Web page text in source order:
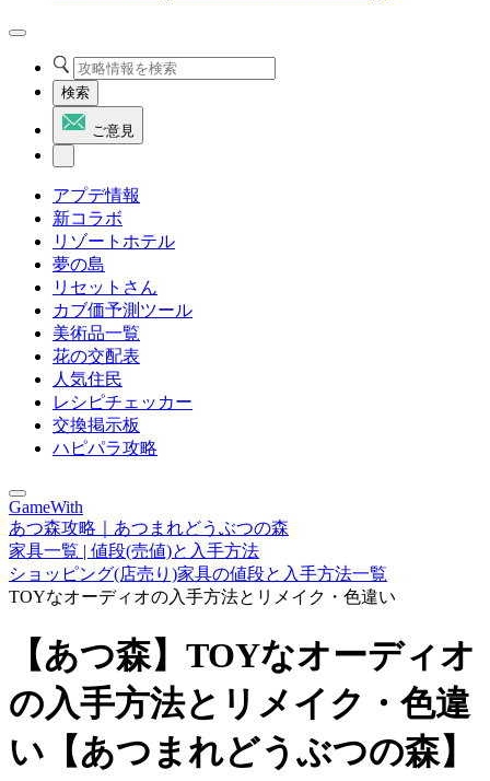
検索
ご意見
アプデ情報
新コラボ
リゾートホテル
夢の島
リセットさん
カブ価予測ツール
美術品一覧
花の交配表
人気住民
レシピチェッカー
交換掲示板
ハピパラ攻略
GameWith
あつ森攻略｜あつまれどうぶつの森
家具一覧 | 値段(売値)と入手方法
ショッピング(店売り)家具の値段と入手方法一覧
TOYなオーディオの入手方法とリメイク・色違い
【あつ森】TOYなオーディオ
の入手方法とリメイク・色違
い【あつまれどうぶつの森】